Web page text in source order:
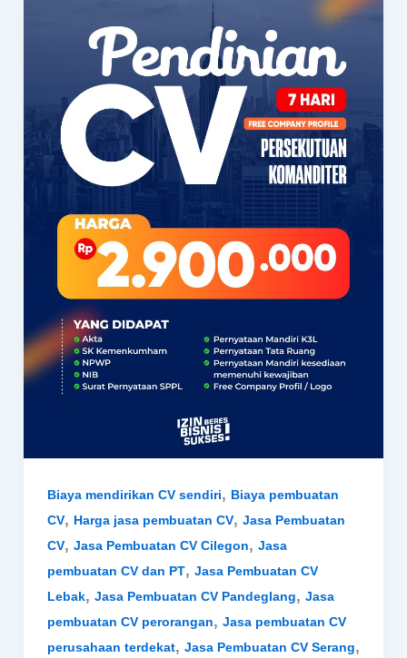
Biaya mendirikan CV sendiri, Biaya pembuatan
CV, Harga jasa pembuatan CV, Jasa Pembuatan
CV, Jasa Pembuatan CV Cilegon, Jasa
pembuatan CV dan PT, Jasa Pembuatan CV
Lebak, Jasa Pembuatan CV Pandeglang, Jasa
pembuatan CV perorangan, Jasa pembuatan CV
perusahaan terdekat, Jasa Pembuatan CV Serang,